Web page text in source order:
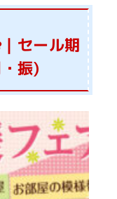
セール期
振)